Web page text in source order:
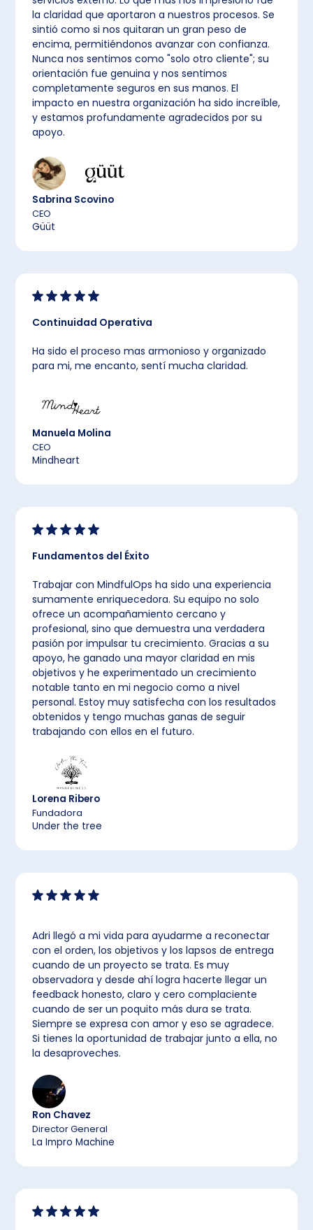
la claridad que aportaron a nuestros procesos. Se
sintió como si nos quitaran un gran peso de
encima, permitiéndonos avanzar con confianza.
Nunca nos sentimos como "solo otro cliente"; su
orientación fue genuina y nos sentimos
completamente seguros en sus manos. El
impacto en nuestra organización ha sido increíble,
y estamos profundamente agradecidos por su
apoyo.
Sabrina Scovino
CEO
Güüt
Continuidad Operativa
Ha sido el proceso mas armonioso y organizado
para mi, me encanto, sentí mucha claridad.
Manuela Molina
CEO
Mindheart
Fundamentos del Éxito
Trabajar con MindfulOps ha sido una experiencia
sumamente enriquecedora. Su equipo no solo
ofrece un acompañamiento cercano y
profesional, sino que demuestra una verdadera
pasión por impulsar tu crecimiento. Gracias a su
apoyo, he ganado una mayor claridad en mis
objetivos y he experimentado un crecimiento
notable tanto en mi negocio como a nivel
personal. Estoy muy satisfecha con los resultados
obtenidos y tengo muchas ganas de seguir
trabajando con ellos en el futuro.
Lorena Ribero
Fundadora
Under the tree
Adri llegó a mi vida para ayudarme a reconectar
con el orden, los objetivos y los lapsos de entrega
cuando de un proyecto se trata. Es muy
observadora y desde ahí logra hacerte llegar un
feedback honesto, claro y cero complaciente
cuando de ser un poquito más dura se trata.
Siempre se expresa con amor y eso se agradece.
Si tienes la oportunidad de trabajar junto a ella, no
la desaproveches.
Ron Chavez
Director General
La Impro Machine